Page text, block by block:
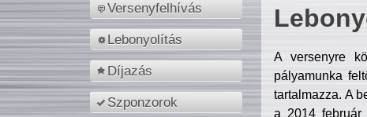
Versenyfelhívás
Lebonyolítás
Díjazás
Szponzorok
A versenyre
pályamunka
tartalmazza. A
a 2014